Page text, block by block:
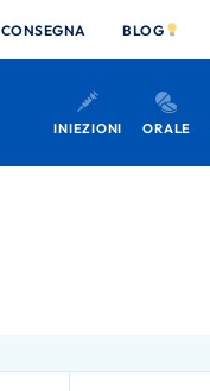
CONSEGNA BLOG
INIEZIONI ORALE